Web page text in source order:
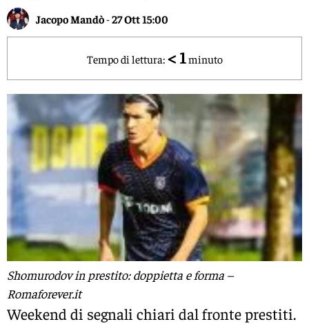
Jacopo Mandò-27 Ott 15:00
Tempo di lettura: < 1 minuto
Shomurodov in prestito: doppietta e forma –
Romaforever.it
Weekend di segnali chiari dal fronte prestiti.